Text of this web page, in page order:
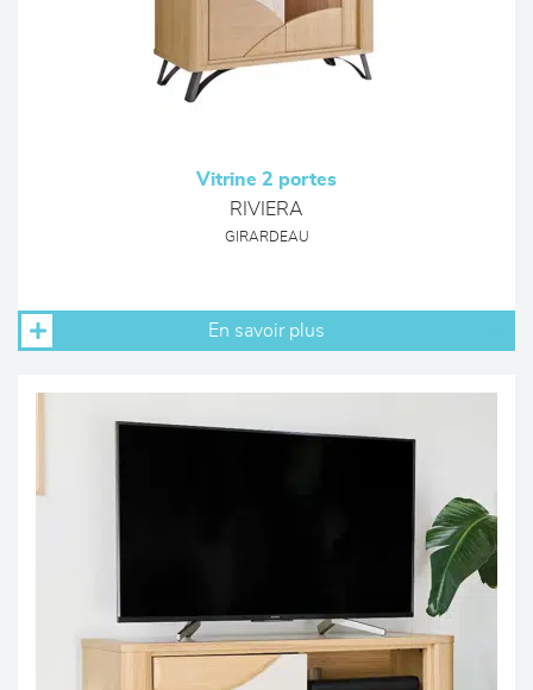
Vitrine 2 portes
RIVIERA
GIRARDEAU
En savoir plus